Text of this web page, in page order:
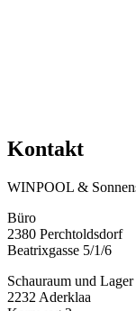
Kontakt
WINPOOL &
Büro
2380 Perchtoldsdorf
Beatrixgasse 5/1/6
Schauraum und Lager
2232 Aderklaa